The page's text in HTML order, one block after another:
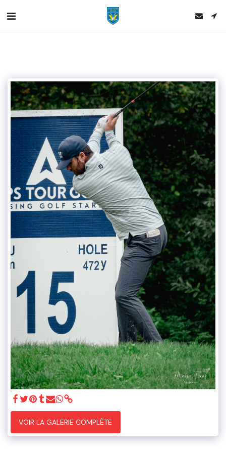
VOIR LA GALERIE COMPLÈTE